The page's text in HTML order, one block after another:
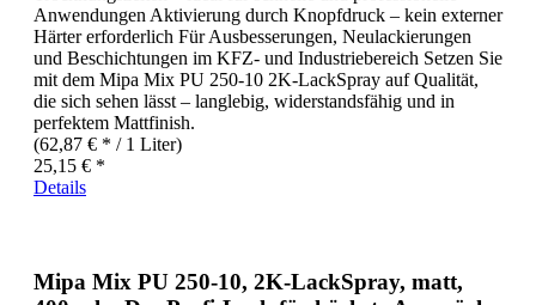
Anwendungen Aktivierung durch Knopfdruck – kein externer
Härter erforderlich Für Ausbesserungen, Neulackierungen
und Beschichtungen im KFZ- und Industriebereich Setzen Sie
mit dem Mipa Mix PU 250-10 2K-LackSpray auf Qualität,
die sich sehen lässt – langlebig, widerstandsfähig und in
perfektem Mattfinish.
(62,87 € * / 1 Liter)
25,15 € *
Details
Mipa Mix PU 250-10, 2K-LackSpray, matt,